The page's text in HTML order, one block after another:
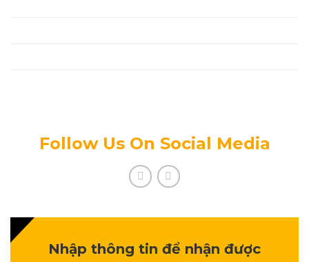
Follow Us On Social Media
Nhập thông tin để nhận được